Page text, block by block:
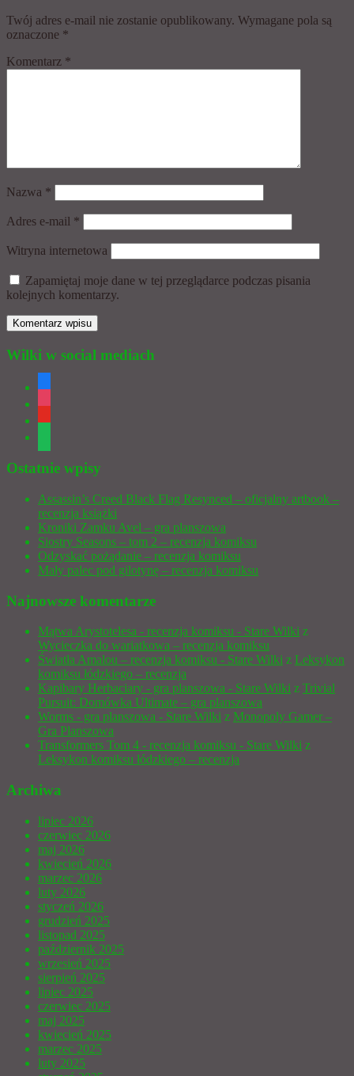
Twój adres e-mail nie zostanie opublikowany. Wymagane pola są
oznaczone *
Komentarz *
Nazwa *
Adres e-mail *
Witryna internetowa
Zapamiętaj moje dane w tej przeglądarce podczas pisania
kolejnych komentarzy.
Wilki w social mediach
Ostatnie wpisy
Assassin’s Creed Black Flag Resynced – oficjalny artbook –
recenzja książki
Kroniki Zamku Avel – gra planszowa
Siostry Seasons – tom 2 – recenzja komiksu
Odzyskać pożądanie – recenzja komiksu
Mały palec pod gilotynę – recenzja komiksu
Najnowsze komentarze
Mątwa Arystotelesa - recenzja komiksu - Stare Wilki z
Wycieczka do wariatkowa – recenzja komiksu
Światła Amalou – recenzja komiksu - Stare Wilki z Leksykon
komiksu łódzkiego – recenzja
Kapibary Herbaciary - gra planszowa - Stare Wilki z Trivial
Pursuit: Domówka Ultimate – gra planszowa
Worms - gra planszowa - Stare Wilki z Monopoly Gamer –
Gra Planszowa
Transformers Tom 4 - recenzja komiksu - Stare Wilki z
Leksykon komiksu łódzkiego – recenzja
Archiwa
lipiec 2026
czerwiec 2026
maj 2026
kwiecień 2026
marzec 2026
luty 2026
styczeń 2026
grudzień 2025
listopad 2025
październik 2025
wrzesień 2025
sierpień 2025
lipiec 2025
czerwiec 2025
maj 2025
kwiecień 2025
marzec 2025
luty 2025